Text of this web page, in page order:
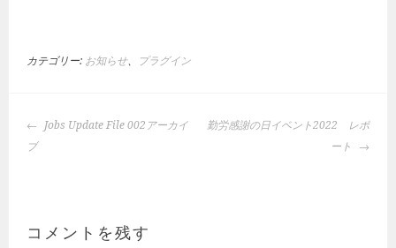
カテゴリー: お知らせ、 プラグイン
投
稿
ー
Jobs Update File 002アーカイ
ブ
勤労感謝の日イベント2022 レポ
ート
コメントを残す